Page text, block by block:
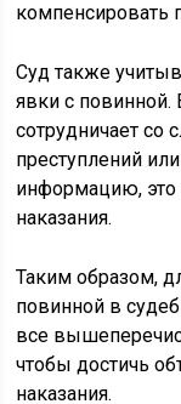
компенсировать
Суд также
явки с
сотрудничает со
преступлений
информацию, это
наказания.
Таким образом,
повинной в
все
чтобы достичь
наказания.